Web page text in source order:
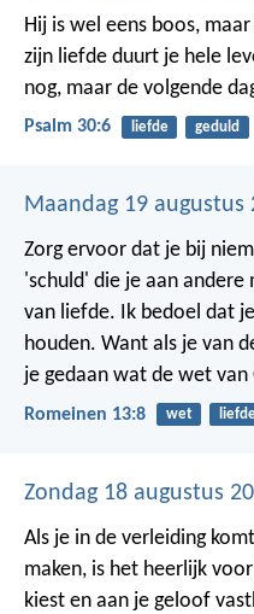
Hij is wel eens boos,
zijn liefde duurt je hele
nog, maar de volgende
Psalm 30:6 liefde geduld
Maandag 19 augustus
Zorg ervoor dat je bij
'schuld' die je aan andere
van liefde. Ik bedoel dat
houden. Want als je van
je gedaan wat de wet van
Romeinen 13:8 wet
Zondag 18 augustus
Als je in de verleiding
maken, is het heerlijk
kiest en aan je geloof